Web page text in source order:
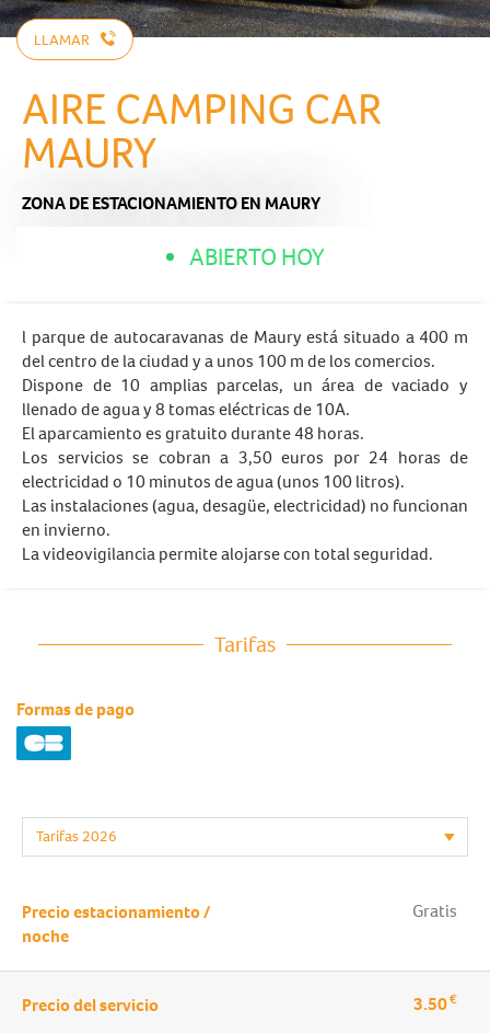
LLAMAR
AIRE CAMPING CAR
MAURY
ZONA DE ESTACIONAMIENTOEN MAURY
ABIERTO HOY
l parque de autocaravanas de Maury está situado a 400 m
del centro de la ciudad y a unos 100 m de los comercios.
Dispone de 10 amplias parcelas, un área de vaciado y
llenado de agua y 8 tomas eléctricas de 10A.
El aparcamiento es gratuito durante 48 horas.
Los servicios se cobran a 3,50 euros por 24 horas de
electricidad o 10 minutos de agua (unos 100 litros).
Las instalaciones (agua, desagüe, electricidad) no funcionan
en invierno.
La videovigilancia permite alojarse con total seguridad.
Tarifas
Formas de pago
Precio estacionamiento /
noche
Gratis
Precio del servicio 3.50€